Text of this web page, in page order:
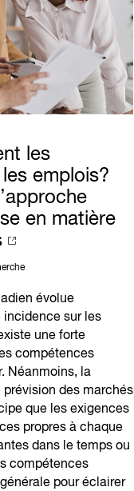
intégré au travail
les
emplois?
en matière
évolue
incidence sur les
une forte
compétences
Néanmoins, la
des marchés
que les exigences
propres à chaque
dans le temps ou
compétences
pour éclairer